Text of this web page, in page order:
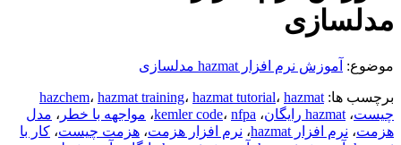
مدلسازی
موضوع: آموزش نرم افزار hazmat مدلسازی
برچسب ها: hazchem، hazmat training، hazmat tutorial، hazmat
چیست، hazmat رایگان ، kemler code، nfpa ، مواجهه با خطر ، مدل
هزمت، نرم افزار hazmat ، نرم افزار هزمت، هزمت چیست، کار با